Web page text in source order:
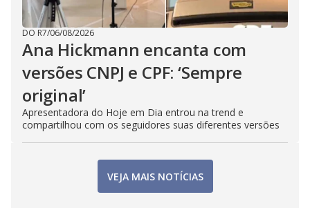
DO R7/06/08/2026
Ana Hickmann encanta com
versões CNPJ e CPF: ‘Sempre
original’
Apresentadora do Hoje em Dia entrou na trend e
compartilhou com os seguidores suas diferentes versões
VEJA MAIS NOTÍCIAS